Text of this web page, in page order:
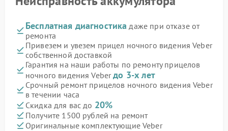
Бесплатная диагностика даже при отказе от
ремонта
Привезем и увезем прицел ночного видения Veber
собственной доставкой
Гарантия на наши работы по ремонту прицелов
ночного видения Veberдо 3-х лет
Срочный ремонт прицелов ночного видения Veber
в течении часа
Скидка для вас до 20%
Получите 1500 рублей на ремонт
Оригинальные комплектующие Veber